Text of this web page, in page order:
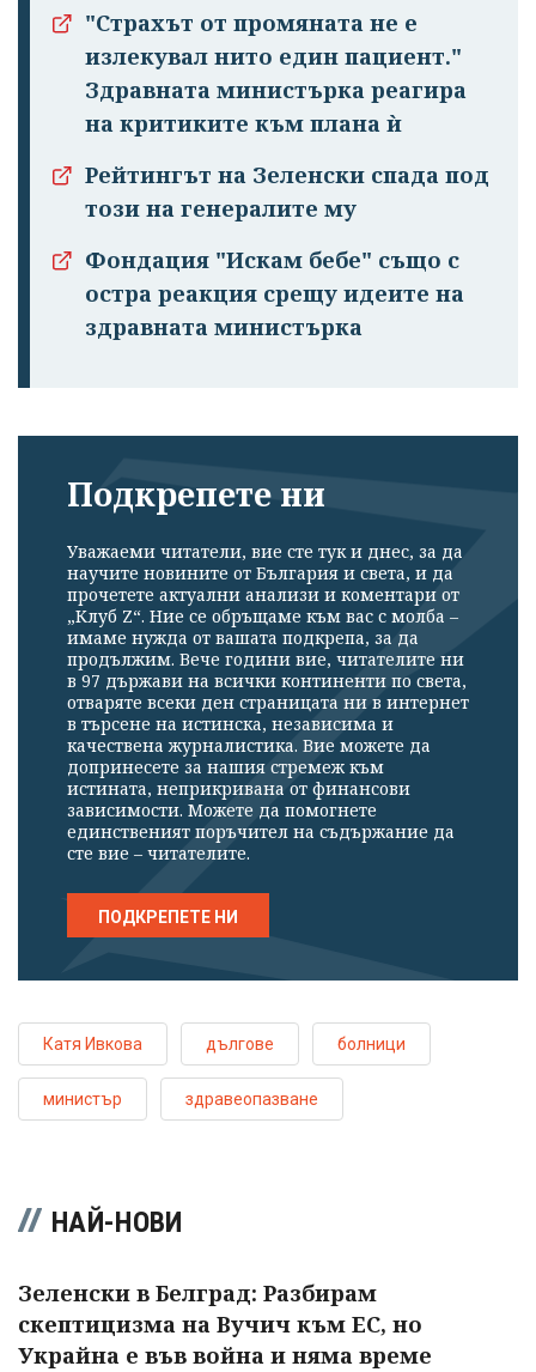
"Страхът от промяната не е
излекувал нито един пациент."
Здравната министърка реагира
на критиките към плана ѝ
Рейтингът на Зеленски спада под
този на генералите му
Фондация "Искам бебе" също с
остра реакция срещу идеите на
здравната министърка
Подкрепете ни
Уважаеми читатели, вие сте тук и днес, за да
научите новините от България и света, и да
прочетете актуални анализи и коментари от
„Клуб Z“. Ние се обръщаме към вас с молба –
имаме нужда от вашата подкрепа, за да
продължим. Вече години вие, читателите ни
в 97 държави на всички континенти по света,
отваряте всеки ден страницата ни в интернет
в търсене на истинска, независима и
качествена журналистика. Вие можете да
допринесете за нашия стремеж към
истината, неприкривана от финансови
зависимости. Можете да помогнете
единственият поръчител на съдържание да
сте вие – читателите.
ПОДКРЕПЕТЕ НИ
Катя Ивкова дългове болници
министър здравеопазване
НАЙ-НОВИ
Зеленски в Белград: Разбирам
скептицизма на Вучич към ЕС, но
Украйна е във война и няма време